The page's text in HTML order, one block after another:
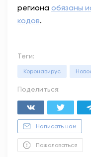
региона обязаны
кодов.
Теги:
Коронавирус
Поделиться:
Написать нам
Пожаловаться